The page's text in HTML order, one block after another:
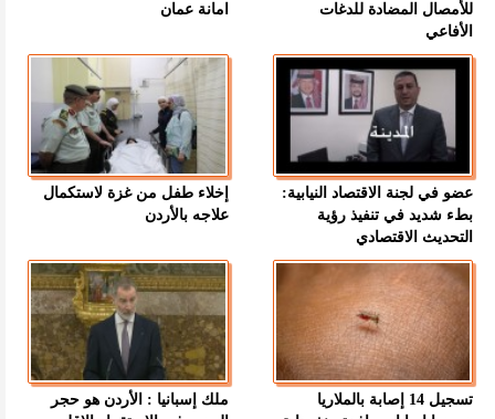
للأمصال المضادة للدغات
الأفاعي
امانة عمان
عضو في لجنة الاقتصاد النيابية:
بطء شديد في تنفيذ رؤية
التحديث الاقتصادي
إخلاء طفل من غزة لاستكمال
علاجه بالأردن
تسجيل 14 إصابة بالملاريا
ملك إسبانيا : الأردن هو حجر